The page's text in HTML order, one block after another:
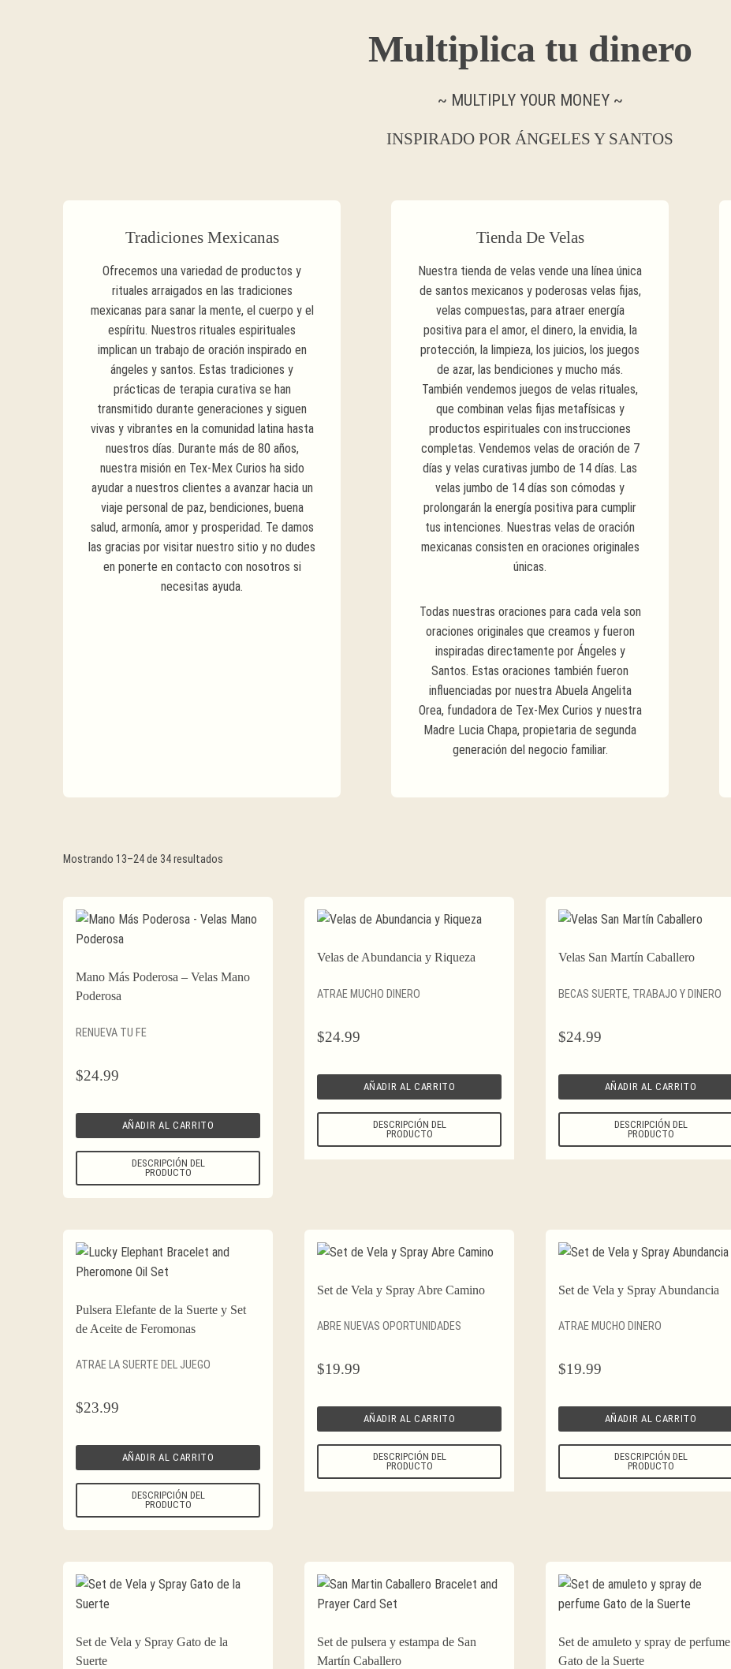
Multiplica tu dinero
~ MULTIPLY YOUR MONEY ~
INSPIRADO POR ÁNGELES Y SANTOS
Tradiciones Mexicanas
Ofrecemos una variedad de productos y
rituales arraigados en las tradiciones
mexicanas para sanar la mente, el cuerpo y el
espíritu. Nuestros rituales espirituales
implican un trabajo de oración inspirado en
ángeles y santos. Estas tradiciones y
prácticas de terapia curativa se han
transmitido durante generaciones y siguen
vivas y vibrantes en la comunidad latina hasta
nuestros días. Durante más de 80 años,
nuestra misión en Tex-Mex Curios ha sido
ayudar a nuestros clientes a avanzar hacia un
viaje personal de paz, bendiciones, buena
salud, armonía, amor y prosperidad. Te damos
las gracias por visitar nuestro sitio y no dudes
en ponerte en contacto con nosotros si
necesitas ayuda.
Tienda De Velas
Nuestra tienda de velas vende una línea única
de santos mexicanos y poderosas velas fijas,
velas compuestas, para atraer energía
positiva para el amor, el dinero, la envidia, la
protección, la limpieza, los juicios, los juegos
de azar, las bendiciones y mucho más.
También vendemos juegos de velas rituales,
que combinan velas fijas metafísicas y
productos espirituales con instrucciones
completas. Vendemos velas de oración de 7
días y velas curativas jumbo de 14 días. Las
velas jumbo de 14 días son cómodas y
prolongarán la energía positiva para cumplir
tus intenciones. Nuestras velas de oración
mexicanas consisten en oraciones originales
únicas.
Todas nuestras oraciones para cada vela son
oraciones originales que creamos y fueron
inspiradas directamente por Ángeles y
Santos. Estas oraciones también fueron
influenciadas por nuestra Abuela Angelita
Orea, fundadora de Tex-Mex Curios y nuestra
Madre Lucia Chapa, propietaria de segunda
generación del negocio familiar.
Mostrando 13–24 de 34 resultados
bajo
Mano Más Poderosa – Velas Mano
Poderosa
RENUEVA TU FE
$24.99
AÑADIR AL CARRITO
DESCRIPCIÓN DEL
PRODUCTO
Velas de Abundancia y Riqueza
ATRAE MUCHO DINERO
$24.99
AÑADIR AL CARRITO
DESCRIPCIÓN DEL
PRODUCTO
Velas San Martín Caballero
BECAS SUERTE, TRABAJO Y DINERO
$24.99
AÑADIR AL CARRITO
DESCRIPCIÓN DEL
PRODUCTO
Pulsera Elefante de la Suerte y Set
de Aceite de Feromonas
ATRAE LA SUERTE DEL JUEGO
$23.99
AÑADIR AL CARRITO
DESCRIPCIÓN DEL
PRODUCTO
Set de Vela y Spray Abre Camino
ABRE NUEVAS OPORTUNIDADES
$19.99
AÑADIR AL CARRITO
DESCRIPCIÓN DEL
PRODUCTO
Set de Vela y Spray Abundancia
ATRAE MUCHO DINERO
$19.99
AÑADIR AL CARRITO
DESCRIPCIÓN DEL
PRODUCTO
Set de Vela y Spray Gato de la
Suerte
Set de pulsera y estampa de San
Martín Caballero
Set de amuleto y spray de perfume
Gato de la Suerte